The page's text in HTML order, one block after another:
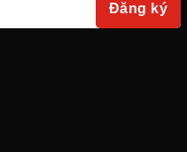
với những ưu năng vượt
sáng lên đến 1700 lumens,
nhưng với 1 pin sạc
Đăng ký